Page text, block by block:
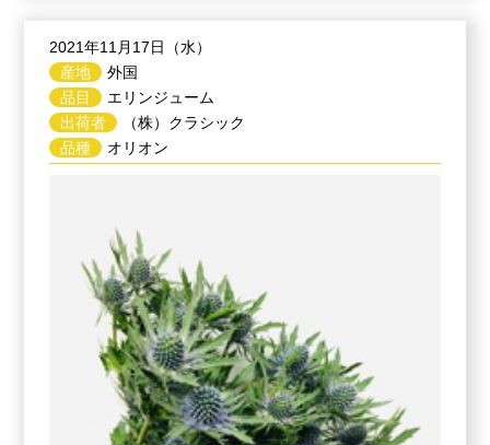
2021年11月17日（水）
産地
外国
品目
エリンジューム
出荷者
（株）クラシック
品種
オリオン